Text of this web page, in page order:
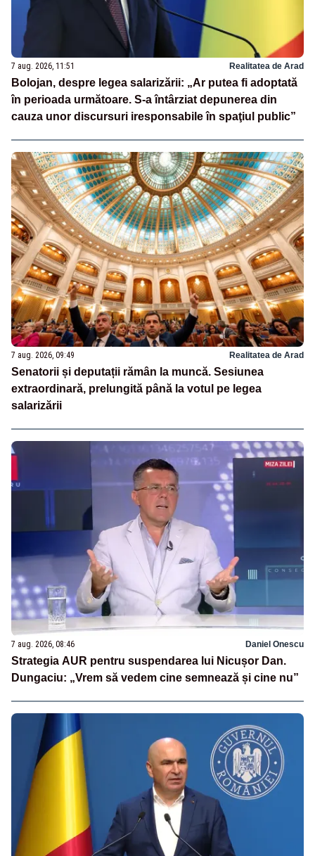
7 aug. 2026, 11:51 Realitatea de Arad
Bolojan, despre legea salarizării: „Ar putea fi adoptată
în perioada următoare. S-a întârziat depunerea din
cauza unor discursuri iresponsabile în spaţiul public”
7 aug. 2026, 09:49 Realitatea de Arad
Senatorii și deputații rămân la muncă. Sesiunea
extraordinară, prelungită până la votul pe legea
salarizării
7 aug. 2026, 08:46 Daniel Onescu
Strategia AUR pentru suspendarea lui Nicușor Dan.
Dungaciu: „Vrem să vedem cine semnează și cine nu”